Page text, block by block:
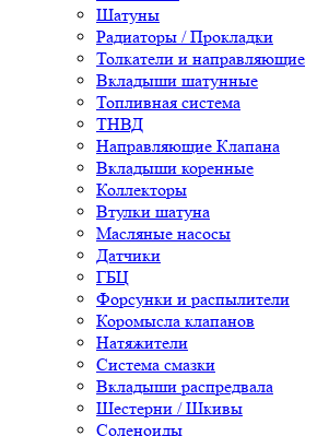
Шатуны
Радиаторы / Прокладки
Толкатели и направляющие
Вкладыши шатунные
Топливная система
ТНВД
Направляющие Клапана
Вкладыши коренные
Коллекторы
Втулки шатуна
Масляные насосы
Датчики
ГБЦ
Форсунки и распылители
Коромысла клапанов
Натяжители
Система смазки
Вкладыши распредвала
Шестерни / Шкивы
Соленоиды